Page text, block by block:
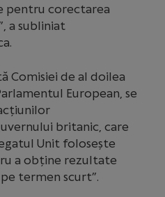
pentru corectarea
a subliniat
Comisiei de al doilea
European, se
britanic, care
Unit folosește
a obține rezultate
termen scurt”.